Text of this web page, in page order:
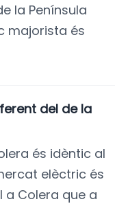
la Península
majorista és
del de la
és idèntic al
elèctric és
a Colera que a